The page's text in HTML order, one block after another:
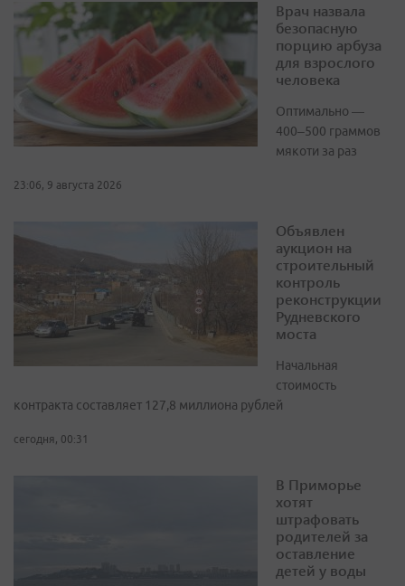
Врач назвала
безопасную
порцию арбуза
для взрослого
человека
Оптимально —
400–500 граммов
мякоти за раз
23:06, 9 августа 2026
Объявлен
аукцион на
строительный
контроль
реконструкции
Рудневского
моста
Начальная
стоимость
контракта составляет 127,8 миллиона рублей
сегодня, 00:31
В Приморье
хотят
штрафовать
родителей за
оставление
детей у воды